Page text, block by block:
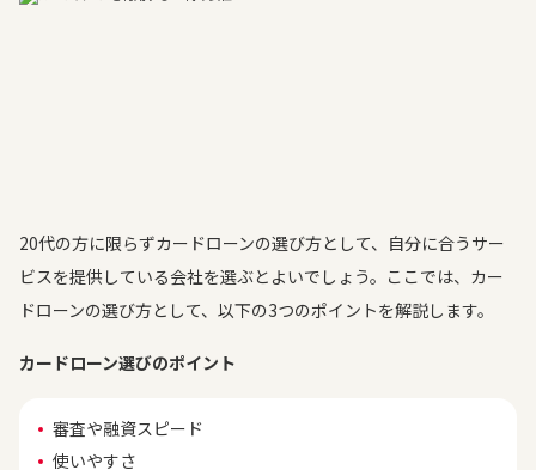
20代の方に限らずカードローンの選び方として、自分に合うサー
ビスを提供している会社を選ぶとよいでしょう。ここでは、カー
ドローンの選び方として、以下の3つのポイントを解説します。
カードローン選びのポイント
審査や融資スピード
使いやすさ